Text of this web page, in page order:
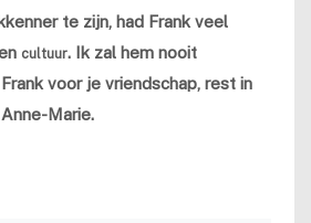
te zijn, had Frank veel
cultuur. Ik zal hem nooit
voor je vriendschap, rest in
Marie.